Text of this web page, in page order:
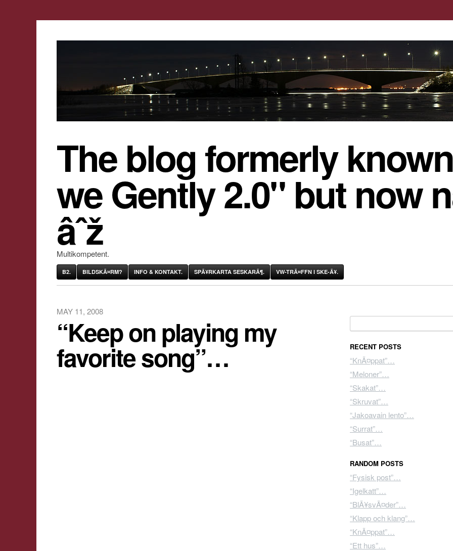
The blog formerly
we Gently 2.0" but now
âˆž
Multikompetent.
B2. BILDSKÃ¤RM? INFO & KONTAKT. SPÃ¥RKARTA SESKARÃ¶. VW-TRÃ¤FFN I SKE-Ã¥.
MAY 11, 2008
“Keep on playing my
favorite song”… RECENT POSTS
“KnÃ¤ppat”…
“Meloner”…
“Skakat”…
“Skruvat”…
“Jakoavain lento”…
“Surrat”…
“Busat”…
RANDOM POSTS
“Fysisk post”…
“Igelkatt”…
“BlÃ¥svÃ¤der”…
“Klapp och klang”…
“KnÃ¤ppat”…
“Ett hus”…